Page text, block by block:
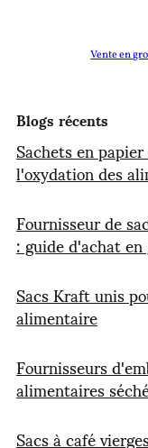
Vente en
Blogs récents
Sachets en
l'oxydation des
Fournisseur de
: guide d'achat
Sacs Kraft unis
alimentaire
Fournisseurs
alimentaires